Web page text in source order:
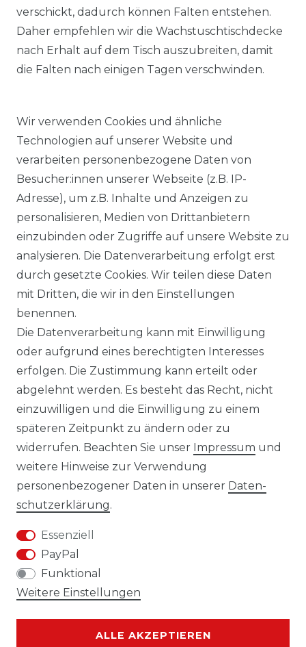
verschickt, dadurch können Falten entstehen.
Daher empfehlen wir die Wachstuschtischdecke
nach Erhalt auf dem Tisch auszubreiten, damit
die Falten nach einigen Tagen verschwinden.
KOSTENLOSER & SCHNELLER VERSAND
LIEFERZEIT ETWA 1 BIS 3 WERKTAGE
14 TAGE RÜCKGABERECHT
Laro-Shop.de
06233-7705680
info@laro-shop.de
Montag - Freitag, 09:00 - 17:00
Widerrufs­recht
Daten­schutz­erklärung
Wir verwenden Cookies und ähnliche
Technologien auf unserer Website und
verarbeiten personenbezogene Daten von
Besucher:innen unserer Webseite (z.B. IP-
Adresse), um z.B. Inhalte und Anzeigen zu
personalisieren, Medien von Drittanbietern
einzubinden oder Zugriffe auf unsere Website zu
analysieren. Die Datenverarbeitung erfolgt erst
durch gesetzte Cookies. Wir teilen diese Daten
mit Dritten, die wir in den Einstellungen
benennen.
Die Datenverarbeitung kann mit Einwilligung
oder aufgrund eines berechtigten Interesses
erfolgen. Die Zustimmung kann erteilt oder
abgelehnt werden. Es besteht das Recht, nicht
einzuwilligen und die Einwilligung zu einem
späteren Zeitpunkt zu ändern oder zu
widerrufen. Beachten Sie unser Impressum und
weitere Hinweise zur Verwendung
personenbezogener Daten in unserer Daten­
schutz­erklärung.
Essenziell
PayPal
Funktional
Weitere Einstellungen
ALLE AKZEPTIEREN